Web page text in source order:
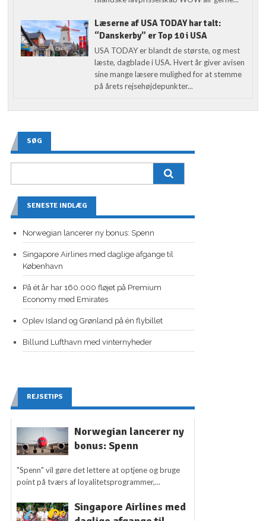
Læserne af USA TODAY har talt:
“Danskerby” er Top 10 i USA
USA TODAY er blandt de største, og mest
læste, dagblade i USA. Hvert år giver avisen
sine mange læsere mulighed for at stemme
på årets rejsehøjdepunkter...
SØG
SENESTE INDLÆG
Norwegian lancerer ny bonus: Spenn
Singapore Airlines med daglige afgange til
København
På ét år har 160.000 fløjet på Premium
Economy med Emirates
Oplev Island og Grønland på én flybillet
Billund Lufthavn med vinternyheder
REJSETIPS
Norwegian lancerer ny
bonus: Spenn
"Spenn" vil gøre det lettere at optjene og bruge
point på tværs af loyalitetsprogrammer,...
Singapore Airlines med